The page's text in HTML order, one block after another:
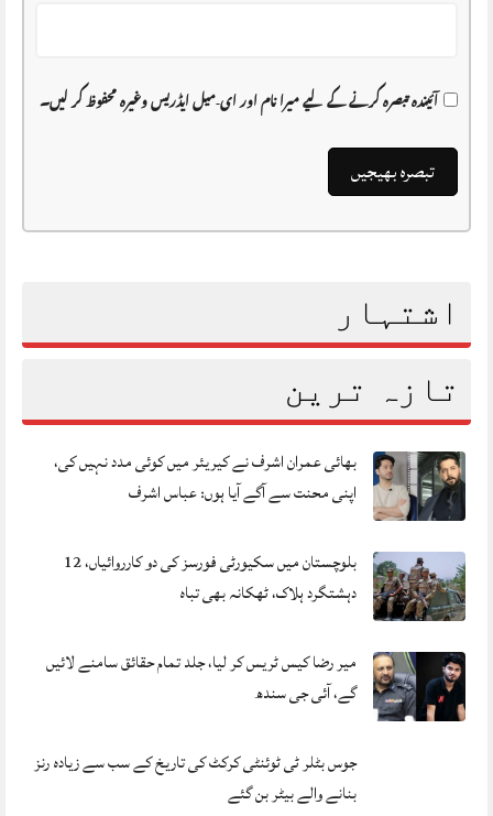
آئیندہ تبصرہ کرنے کے لیے میرا نام اور ای-میل ایڈریس وغیرہ محفوظ کر لیں۔
اشتہار
تازہ ترین
بھائی عمران اشرف نے کیریئر میں کوئی مدد نہیں کی،
اپنی محنت سے آگے آیا ہوں: عباس اشرف
بلوچستان میں سکیورٹی فورسز کی دو کارروائیاں، 12
دہشتگرد ہلاک، ٹھکانہ بھی تباہ
میر رضا کیس ٹریس کر لیا، جلد تمام حقائق سامنے لائیں
گے، آئی جی سندھ
جوس بٹلر ٹی ٹوئنٹی کرکٹ کی تاریخ کے سب سے زیادہ رنز
بنانے والے بیٹر بن گئے